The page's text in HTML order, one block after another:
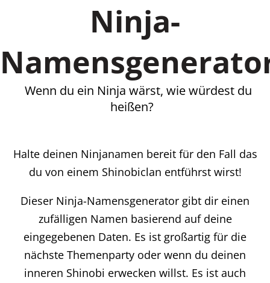
Ninja-
Wenn du ein Ninja wärst, wie würdest du
heißen?
Halte deinen Ninjanamen bereit für den Fall das
du von einem Shinobiclan entführst wirst!
Dieser Ninja-Namensgenerator gibt dir einen
zufälligen Namen basierend auf deine
eingegebenen Daten. Es ist großartig für die
nächste Themenparty oder wenn du deinen
inneren Shinobi erwecken willst. Es ist auch